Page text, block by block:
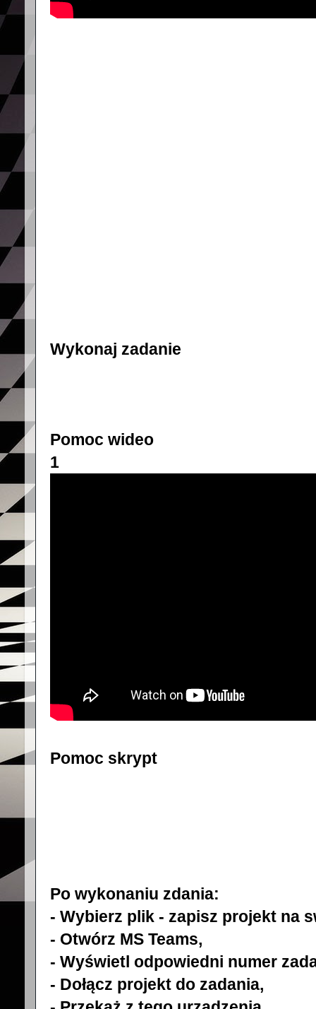
Wykonaj zadanie
Pomoc wideo
1
Pomoc skrypt
Po wykonaniu zdania:
- Wybierz plik - zapisz projekt na
- Otwórz MS Teams,
- Wyświetl odpowiedni numer
- Dołącz projekt do zadania,